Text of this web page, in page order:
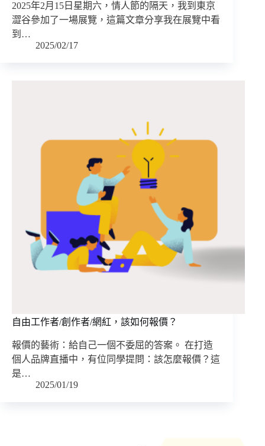
2025年2月15日星期六，情人節的隔天，我到東京
澀谷參加了一場展覽，這篇文章分享我在展覽中看
到…
2025/02/17
自由工作者/創作者/網紅，該如何報價？
報價的藝術：給自己一個不委屈的答案。 在打造
個人品牌直播中，有位同學提問：該怎麼報價？這
是…
2025/01/19